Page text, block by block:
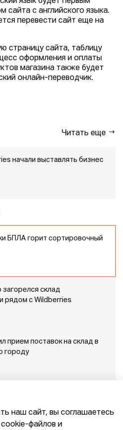
сайта с английского языка.
перевести сайт еще на
страницу сайта, таблицу
оформления и оплаты
магазина также будет
онлайн-переводчик.
Читать еще
начали выставлять бизнес
БПЛА горит сортировочный
загорелся склад
рядом с Wildberries
прием поставок на склад в
городу
наш сайт, вы соглашаетесь
cookie-файлов и